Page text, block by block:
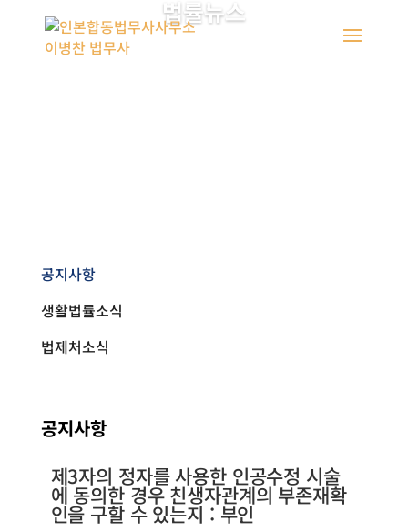
법률뉴스
공지사항
생활법률소식
법제처소식
공지사항
제3자의 정자를 사용한 인공수정 시술
에 동의한 경우 친생자관계의 부존재확
인을 구할 수 있는지 : 부인